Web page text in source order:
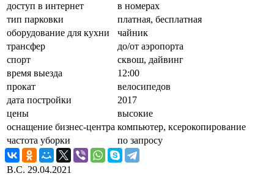
доступ в интернет
в номерах
тип парковки
платная, бесплатная
оборудование для кухни
чайник
трансфер
до/от аэропорта
спорт
сквош, дайвинг
время выезда
12:00
прокат
велосипедов
дата постройки
2017
цены
высокие
оснащение бизнес-центра компьютер, ксерокопирование
частота уборки
по запросу
В.C. 29.04.2021